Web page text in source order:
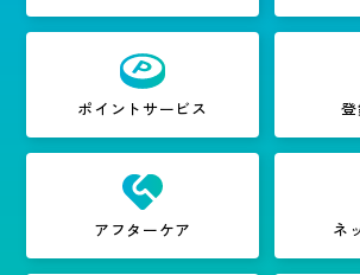
ポイントサービス
アフターケア ネ